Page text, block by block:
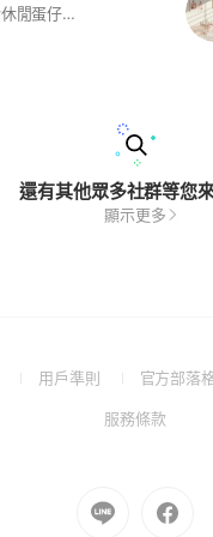
哈嘍這裡是ℒℴѵℯ戰隊 我們是屬於休閒蛋仔群組~每天分享團長八卦(⁎⁍̴̛ᴗ⁍̴̛⁎) 不定時會有一些小抽獎~
還有其他眾多社群等您
顯示更多
(Open用戶準則
(Open
a
官方部落
服務條款(Open
Go
to
Go
to